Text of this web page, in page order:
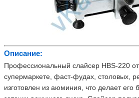
Описание:
Профессиональный слайсер HBS-220
супермаркете, фаст-фудах, столовых,
изготовлен из аюминия, что делает